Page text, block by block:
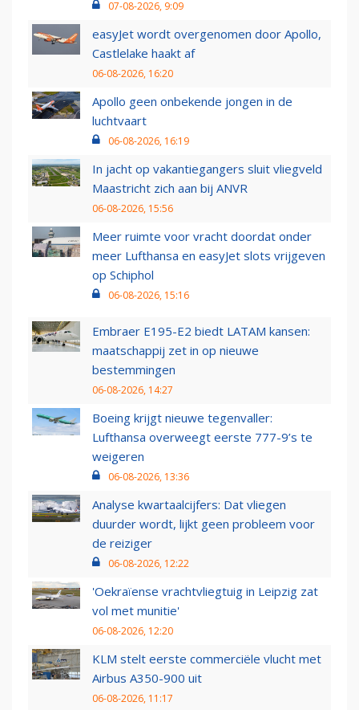
07-08-2026, 9:09
easyJet wordt overgenomen door Apollo,
Castlelake haakt af
06-08-2026, 16:20
Apollo geen onbekende jongen in de
luchtvaart
06-08-2026, 16:19
In jacht op vakantiegangers sluit vliegveld
Maastricht zich aan bij ANVR
06-08-2026, 15:56
Meer ruimte voor vracht doordat onder
meer Lufthansa en easyJet slots vrijgeven
op Schiphol
06-08-2026, 15:16
Embraer E195-E2 biedt LATAM kansen:
maatschappij zet in op nieuwe
bestemmingen
06-08-2026, 14:27
Boeing krijgt nieuwe tegenvaller:
Lufthansa overweegt eerste 777-9’s te
weigeren
06-08-2026, 13:36
Analyse kwartaalcijfers: Dat vliegen
duurder wordt, lijkt geen probleem voor
de reiziger
06-08-2026, 12:22
'Oekraïense vrachtvliegtuig in Leipzig zat
vol met munitie'
06-08-2026, 12:20
KLM stelt eerste commerciële vlucht met
Airbus A350-900 uit
06-08-2026, 11:17